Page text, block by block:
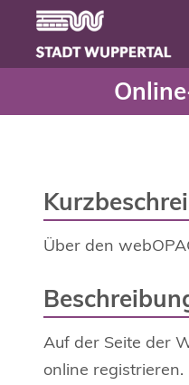
Zum Hauptinhalt springen
Online-
Header
Über den
Auf der Seite der
online registrieren.